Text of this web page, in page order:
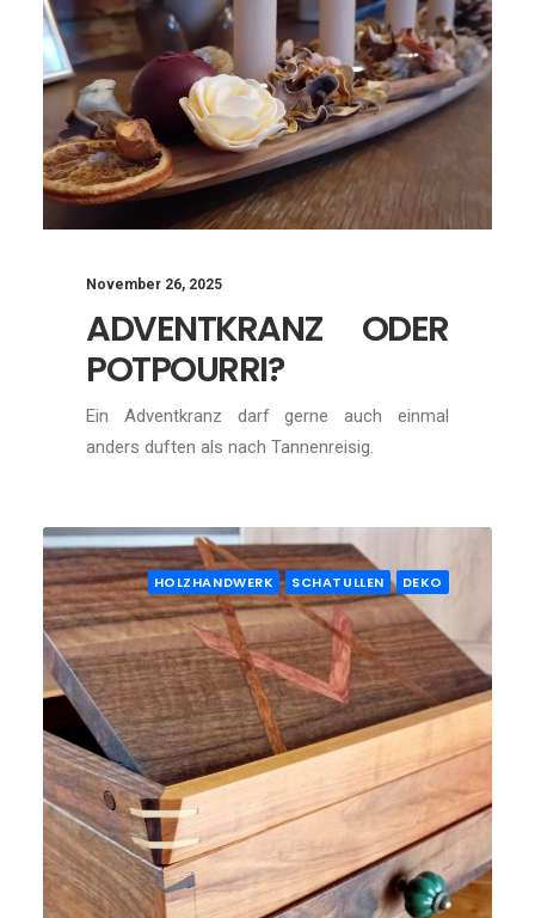
November 26, 2025
ADVENTKRANZ ODER
POTPOURRI?
Ein Adventkranz darf gerne auch einmal
anders duften als nach Tannenreisig.
HOLZHANDWERK SCHATULLEN DEKO